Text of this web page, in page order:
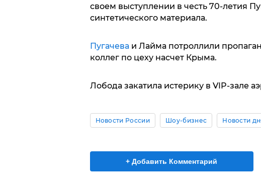
своем выступлении в честь 70-летия
синтетического материала.
Пугачеваи Лайма потроллили
коллег по цеху насчет Крыма.
Лобода закатила истерику в VIP-зале
Новости России Шоу-бизнес Новости
+ Добавить Комментарий